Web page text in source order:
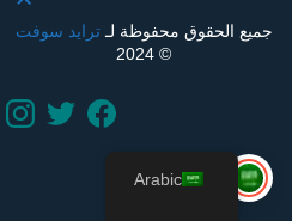
جميع الحقوق محفوظة لـترايد سوفت
© 2024
Arabic